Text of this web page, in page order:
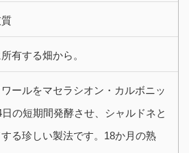
所有する畑から。
ールをマセラシオン・カルボニッ
日の短期間発酵させ、シャルドネと
る珍しい製法です。18か月の熟